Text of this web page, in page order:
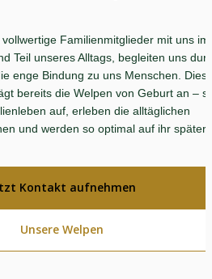
Familienmitglieder mit uns im
Teil unseres Alltags, begleiten uns
enge Bindung zu uns Menschen.
bereits die Welpen von Geburt an –
auf, erleben die alltäglichen
und werden so optimal auf ihr
Kontakt aufnehmen
Unsere Welpen